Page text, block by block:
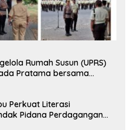
Rumah Susun (UPRS)
Pratama bersama
Perkuat Literasi
Pidana Perdagangan